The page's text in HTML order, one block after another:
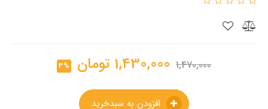
1,470,000
1,430,000 تومان 3%